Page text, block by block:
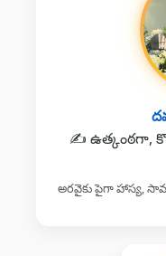
✍️ ఉత్కంఠగా,
అరవైకు పైగా హాస్య,